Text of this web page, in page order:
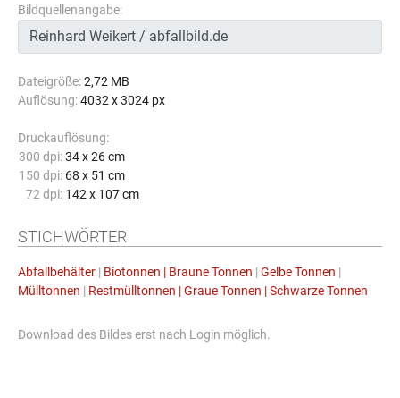
Bildquellenangabe:
Dateigröße:2,72 MB
Auflösung:4032 x 3024 px
Druckauflösung:
300 dpi: 34 x 26 cm
150 dpi: 68 x 51 cm
72 dpi: 142 x 107 cm
STICHWÖRTER
Abfallbehälter | Biotonnen | Braune Tonnen | Gelbe Tonnen |
Mülltonnen | Restmülltonnen | Graue Tonnen | Schwarze Tonnen
Download des Bildes erst nach Login möglich.